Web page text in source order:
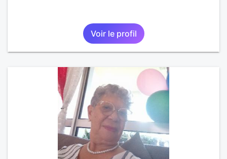
Voir le profil